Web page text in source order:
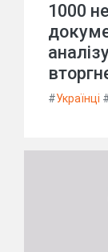
1000
#Українці